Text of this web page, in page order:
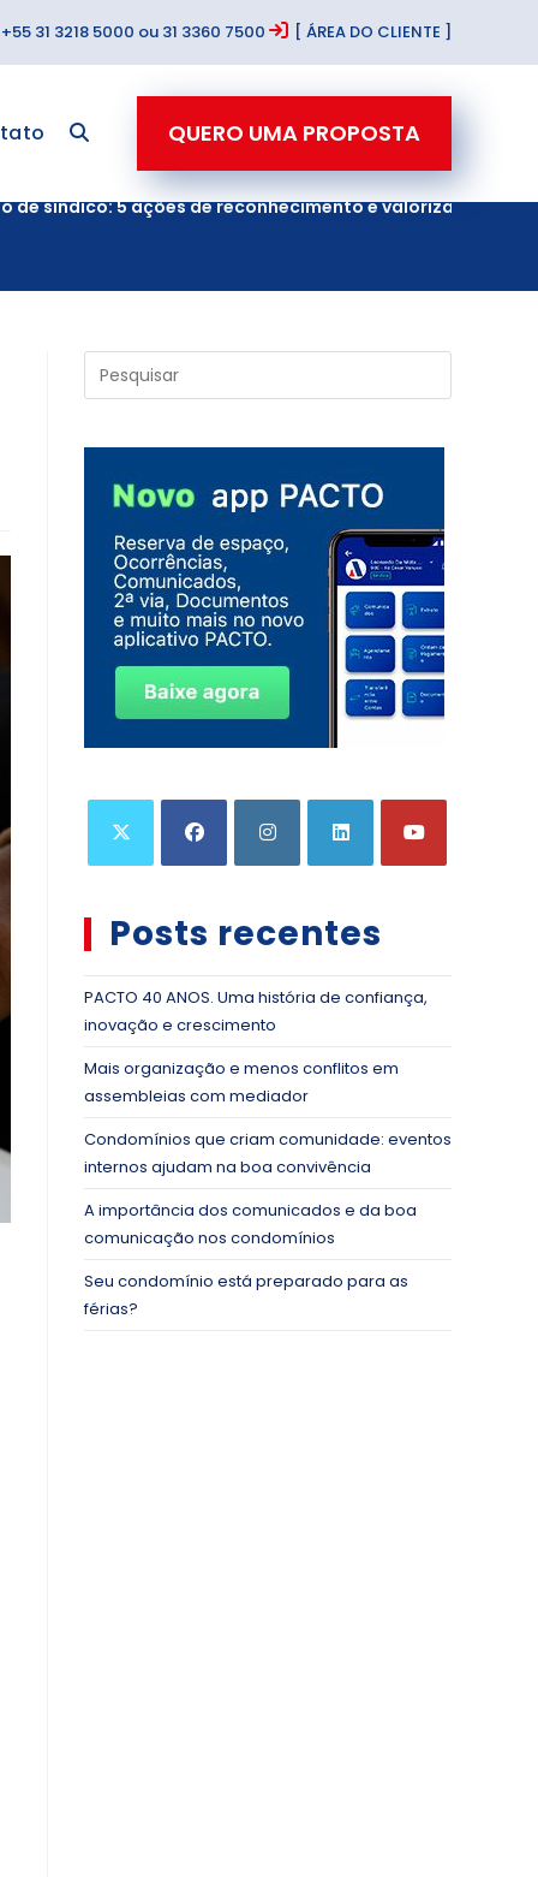
31 3218 5000 ou 31 3360 7500 [ ÁREA DO CLIENTE ]
QUERO UMA PROPOSTA
de síndico: 5 ações de reconhecimento e valorização
Posts recentes
PACTO 40 ANOS. Uma história de confiança,
inovação e crescimento
Mais organização e menos conflitos em
assembleias com mediador
Condomínios que criam comunidade: eventos
internos ajudam na boa convivência
A importância dos comunicados e da boa
comunicação nos condomínios
Seu condomínio está preparado para as
férias?